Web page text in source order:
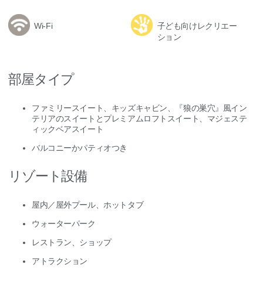
Wi-Fi
子ども向けレクリエー
ション
部屋タイプ
ファミリースイート、キッズキャビン、『狼の巣穴』風イン
テリアのスイートとプレミアムロフトスイート、マジェステ
ィックベアスイート
バルコニーかパティオつき
リゾート設備
屋内／屋外プール、ホットタブ
ウォーターパーク
レストラン、ショップ
アトラクション